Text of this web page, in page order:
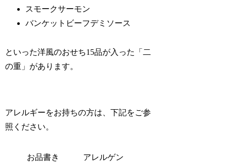
スモークサーモン
バンケットビーフデミソース
といった洋風のおせち15品が入った「二
の重」があります。
アレルギーをお持ちの方は、下記をご参
照ください。
お品書き
アレルゲン